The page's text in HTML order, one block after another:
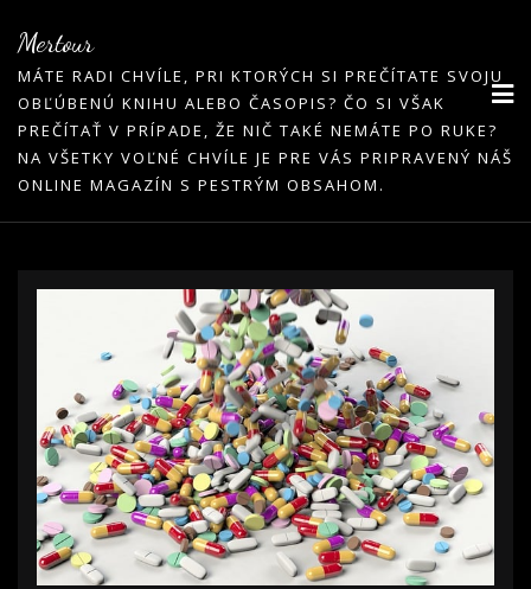
to
content
Mertour
MÁTE RADI CHVÍLE, PRI KTORÝCH SI PREČÍTATE SVOJU
OBĽÚBENÚ KNIHU ALEBO ČASOPIS? ČO SI VŠAK
PREČÍTAŤ V PRÍPADE, ŽE NIČ TAKÉ NEMÁTE PO RUKE?
NA VŠETKY VOĽNÉ CHVÍLE JE PRE VÁS PRIPRAVENÝ NÁŠ
ONLINE MAGAZÍN S PESTRÝM OBSAHOM.